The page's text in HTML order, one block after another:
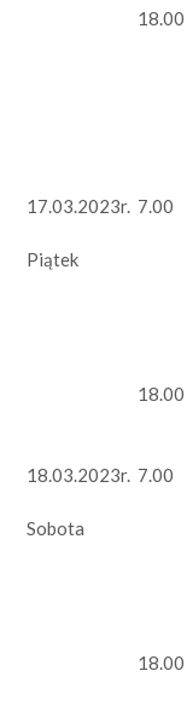
18.00
17.03.2023r.
Piątek
7.00
18.00
18.03.2023r.
Sobota
7.00
18.00